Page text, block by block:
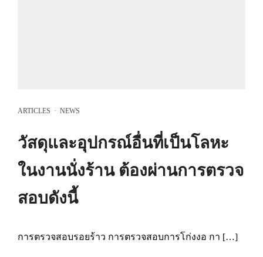
ARTICLES · NEWS
วัสดุและอุปกรณ์อื่นที่เป็นโลหะ
ในงานนั่งร้าน ต้องผ่านการตรวจ
สอบดังนี้
การตรวจสอบรอยร้าว การตรวจสอบการโก่งงอ กา […]